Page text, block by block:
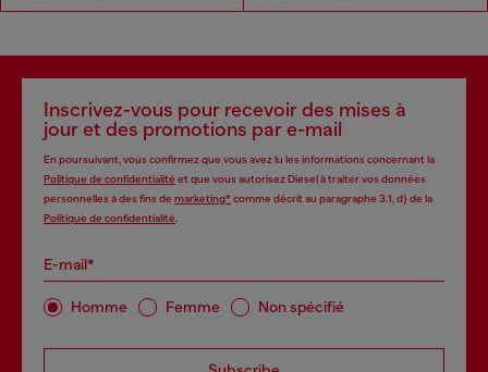
Inscrivez-vous pour recevoir des mises à
jour et des promotions par e-mail
En poursuivant, vous confirmez que vous avez lu les informations concernant la
Politique de confidentialité et que vous autorisez Diesel à traiter vos données
personnelles à des fins de marketing*comme décrit au paragraphe 3.1, d) de la
Politique de confidentialité
E-mail*
Homme Femme Non spécifié